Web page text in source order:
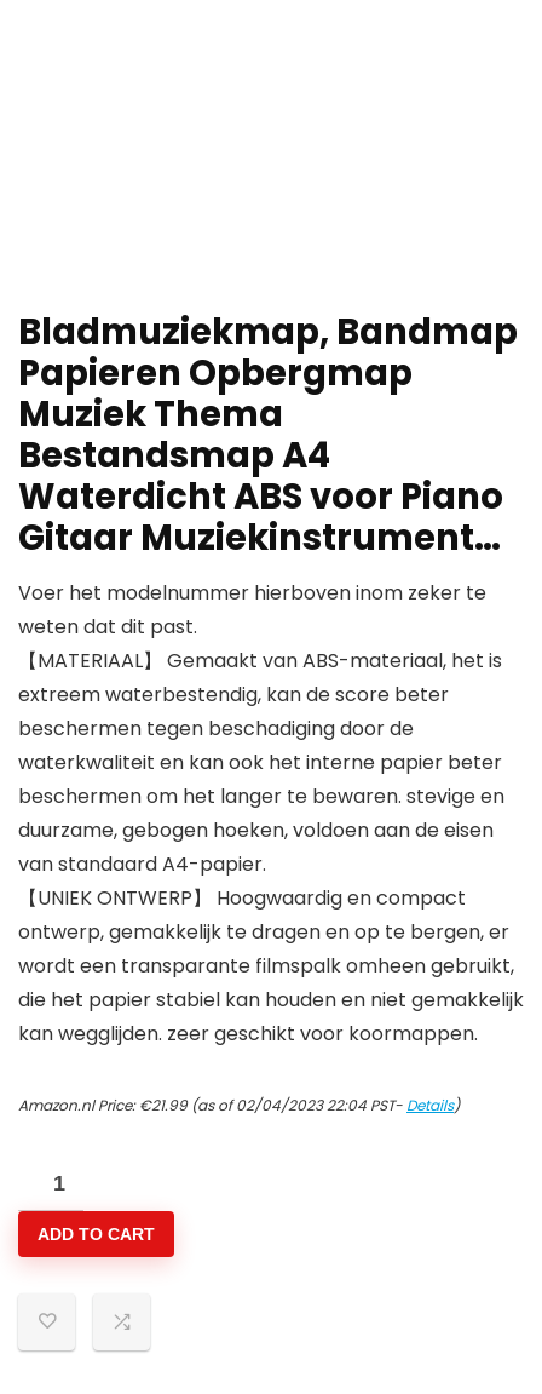
Bladmuziekmap, Bandmap
Papieren Opbergmap
Muziek Thema
Bestandsmap A4
Waterdicht ABS voor Piano
Gitaar Muziekinstrument…
Voer het modelnummer hierboven inom zeker te
weten dat dit past.
【MATERIAAL】 Gemaakt van ABS-materiaal, het is
extreem waterbestendig, kan de score beter
beschermen tegen beschadiging door de
waterkwaliteit en kan ook het interne papier beter
beschermen om het langer te bewaren. stevige en
duurzame, gebogen hoeken, voldoen aan de eisen
van standaard A4-papier.
【UNIEK ONTWERP】 Hoogwaardig en compact
ontwerp, gemakkelijk te dragen en op te bergen, er
wordt een transparante filmspalk omheen gebruikt,
die het papier stabiel kan houden en niet gemakkelijk
kan wegglijden. zeer geschikt voor koormappen.
Amazon.nl Price:€21.99(as of 02/04/2023 22:04 PST- Details)
Bladmuziekmap,
Bandmap
Papieren
Muziek
Thema
ADD TO CART